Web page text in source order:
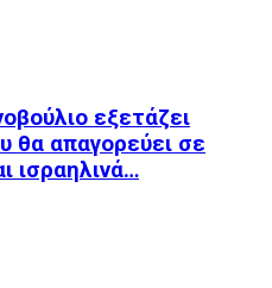
εξετάζει
θα απαγορεύει σε
ισραηλινά…